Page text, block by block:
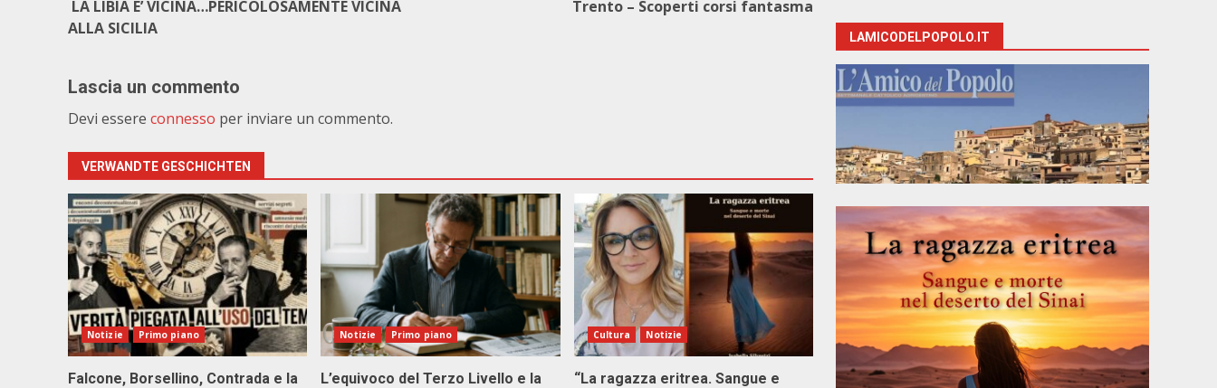
LA LIBIA E’ VICINA…PERICOLOSAMENTE VICINA
ALLA SICILIA
Trento – Scoperti corsi fantasma
Lascia un commento
Devi essere connesso per inviare un commento.
VERWANDTE GESCHICHTEN
Notizie Primo piano
Falcone, Borsellino, Contrada e la
Notizie Primo piano
L’equivoco del Terzo Livello e la
Cultura Notizie
“La ragazza eritrea. Sangue e
LAMICODELPOPOLO.IT